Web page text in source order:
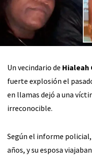
Un vecindario de Hialeah
fuerte explosión el
en llamas dejó a una
irreconocible.
Según el informe policial,
años, y su esposa